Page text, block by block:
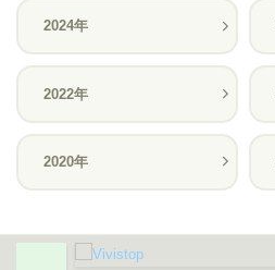
2024年
2022年
2020年